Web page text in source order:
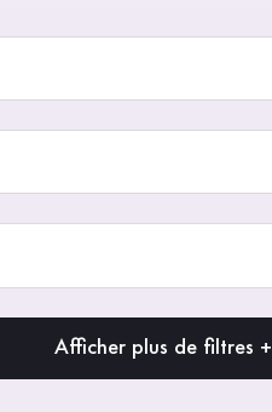
Afficher plus de filtres +